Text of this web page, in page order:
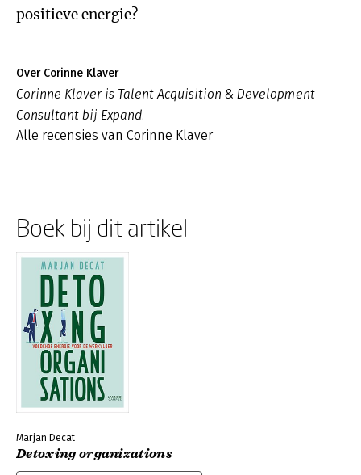
positieve energie?
Over Corinne Klaver
Corinne Klaver is Talent Acquisition & Development
Consultant bij Expand.
Alle recensies van Corinne Klaver
Boek bij dit artikel
Marjan Decat
Detoxing organizations